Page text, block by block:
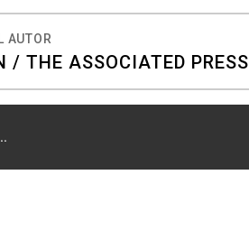
AUTOR
/ THE ASSOCIATED PRESS